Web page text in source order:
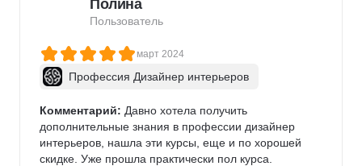
Удобный формат: вебинар и задание
Ограничено время выполнения домашки
Полина
Пользователь
март 2024
Профессия Дизайнер интерьеров
Комментарий: Давно хотела получить
дополнительные знания в профессии дизайнер
интерьеров, нашла эти курсы, еще и по хорошей
скидке. Уже прошла практически пол курса.